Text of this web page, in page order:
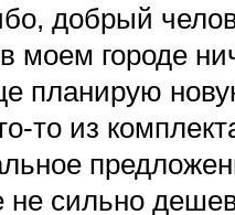
добрый
моем городе
планирую
то из
не сильно